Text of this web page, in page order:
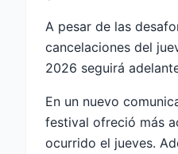
A pesar de las
cancelaciones del
2026 seguirá
En un nuevo
festival ofreció más
ocurrido el jueves.